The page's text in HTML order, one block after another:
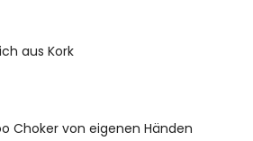
aus Kork
Choker von eigenen Händen